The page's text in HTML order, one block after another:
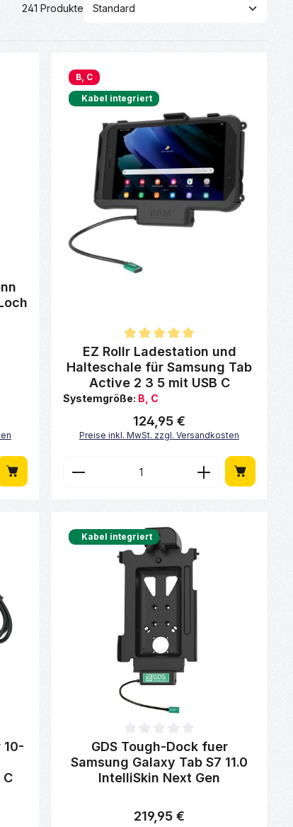
241 Produkte
um die Anzahl zu erhöhen oder
benutze die Schaltflächen um
5 Sternen
den gewünschten Wert ein oder
B, C
Kabel integriert
Durchschnittliche Bewertung von 5 von 5 Sternen
EZ Rollr Ladestation und
Halteschale für Samsung Tab
Active 2 3 5 mit USB C
Systemgröße: B, C
Regulärer Preis:
124,95 €
Preise inkl. MwSt. zzgl. Versandkosten
Produkt Anzahl: Gib den
5 Sternen
10-
Kabel integriert
Durchschnittliche Bewertung von 0 von 5 Sternen
GDS Tough-Dock fuer
Samsung Galaxy Tab S7 11.0
IntelliSkin Next Gen
Regulärer Preis:
219,95 €